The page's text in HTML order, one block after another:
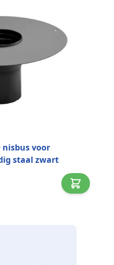
nisbus voor
staal zwart